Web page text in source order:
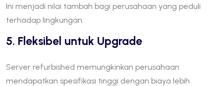
Ini menjadi nilai tambah bagi perusahaan yang peduli
terhadap lingkungan.
5. Fleksibel untuk Upgrade
Server refurbished memungkinkan perusahaan
mendapatkan spesifikasi tinggi dengan biaya lebih